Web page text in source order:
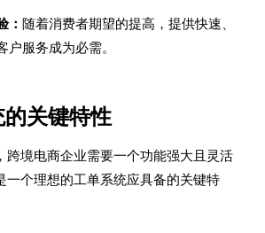
： 随着消费者期望的提高，提供快速、
户服务成为必需。
关键特性
跨境电商企业需要一个功能强大且灵活
一个理想的工单系统应具备的关键特